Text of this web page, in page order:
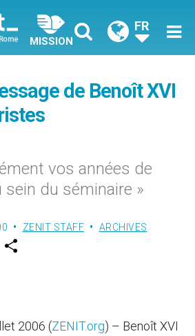
MISSION
FR
de Benoît XVI
vos années de
sein du séminaire »
ZENIT STAFF ARCHIVES
w
2006 (ZENIT.org) – Benoît XVI